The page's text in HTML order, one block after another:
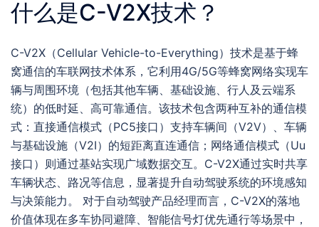
什么是C-V2X技术？
C-V2X（Cellular Vehicle-to-Everything）技术是基于蜂
窝通信的车联网技术体系，它利用4G/5G等蜂窝网络实现车
辆与周围环境（包括其他车辆、基础设施、行人及云端系
统）的低时延、高可靠通信。该技术包含两种互补的通信模
式：直接通信模式（PC5接口）支持车辆间（V2V）、车辆
与基础设施（V2I）的短距离直连通信；网络通信模式（Uu
接口）则通过基站实现广域数据交互。C-V2X通过实时共享
车辆状态、路况等信息，显著提升自动驾驶系统的环境感知
与决策能力。 对于自动驾驶产品经理而言，C-V2X的落地
价值体现在多车协同避障、智能信号灯优先通行等场景中，